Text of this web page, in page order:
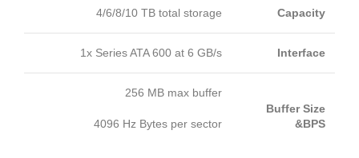
Capacity
4/6/8/10 TB total storage
Interface
1x Series ATA 600 at 6 GB/s
Buffer Size
&BPS
256 MB max buffer
4096 Hz Bytes per sector